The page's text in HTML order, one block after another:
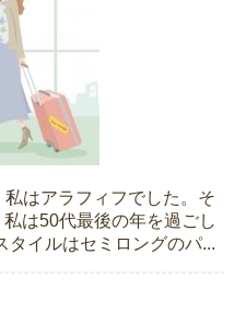
はアラフィフでした。そ
は50代最後の年を過ごし
タイルはセミロングのパ...